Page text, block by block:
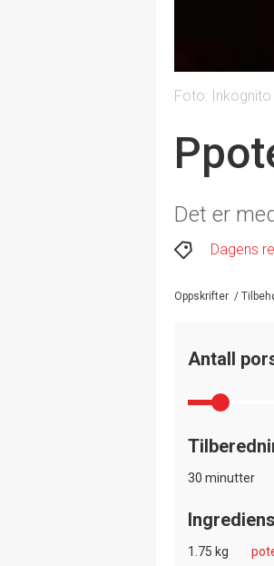
Foto: Inkognito
Det er
Dagens
Oppskrifter /
Antall
30 minutter
1.75 kg